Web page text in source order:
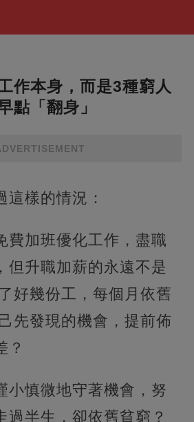
作本身，而是3種窮人
點「翻身」
樣的情況：
費加班優化工作，盡職
但升職加薪的永遠不是
好幾份工，每個月依舊
先發現的機會，提前佈
？
小慎微地守著機會，努
過半生，卻依舊貧窮？